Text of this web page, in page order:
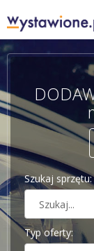
Szukaj sprzętu:
Typ oferty: